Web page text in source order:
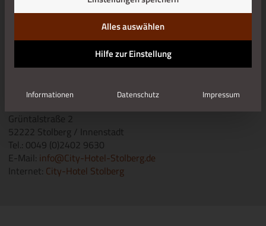
CITY HOTEL***
Grüntalstraße 2
52222 Stolberg / Innenstadt
Tel.: 0049 (0)2402 9630
E-Mail: info@City-Hotel-Stolberg.de
Internet: City-Hotel Stolberg
Alles auswählen
Hilfe zur Einstellung
Informationen Datenschutz Impressum